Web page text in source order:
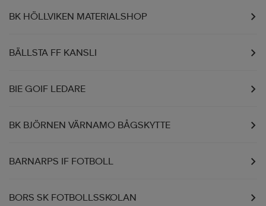
BK HÖLLVIKEN MATERIALSHOP
BÄLLSTA FF KANSLI
BIE GOIF LEDARE
BK BJÖRNEN VÄRNAMO BÅGSKYTTE
BARNARPS IF FOTBOLL
BORS SK FOTBOLLSSKOLAN